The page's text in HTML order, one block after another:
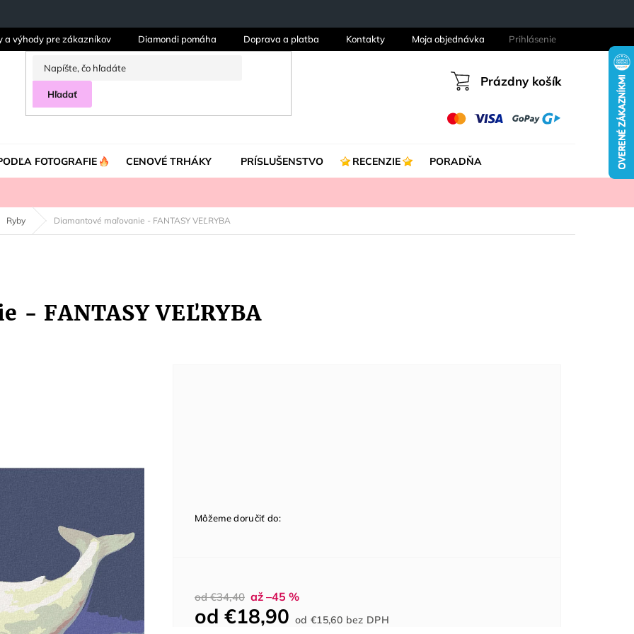
a výhody pre zákazníkov Diamondi pomáha Doprava a platba Kontakty Moja objednávka Prihlásenie
Hľadať
Nákupný
Prázdny košík
FOTOGRAFIE CENOVÉ TRHÁKY PRÍSLUŠENSTVO RECENZIE PORADŇA
Ryby Diamantové maľovanie - FANTASY VEĽRYBA
- FANTASY VEĽRYBA
od €34,40 až –45 %
od €18,90 od€15,60 bez DPHcena:
Môžeme doručiť do: